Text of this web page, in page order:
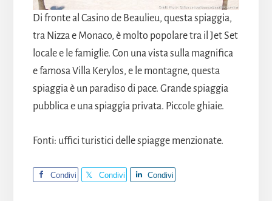
Di fronte al Casino de Beaulieu, questa spiaggia,
tra Nizza e Monaco, è molto popolare tra il Jet Set
locale e le famiglie. Con una vista sulla magnifica
e famosa Villa Kerylos, e le montagne, questa
spiaggia è un paradiso di pace. Grande spiaggia
pubblica e una spiaggia privata. Piccole ghiaie.
Fonti: uffici turistici delle spiagge menzionate.
Condivi
Condivi
Condivi